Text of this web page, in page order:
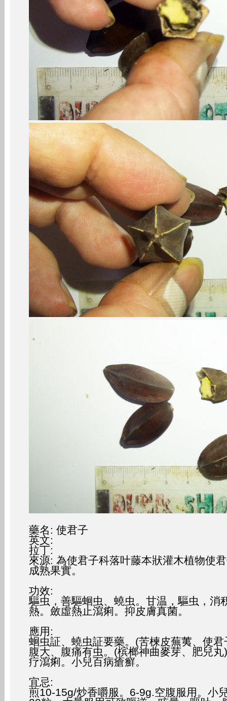
藥名: 使君子
英文:
拉丁:
來源: 為使君子科落叶藤本狀灌木植物使
成熟果實。
功效:
驅虫，善驅蛔虫、蟯虫。甘温，驅虫，消
熱。斂虛熱止瀉痢。抑皮膚真菌。
應用:
蛔虫証、蟯虫証要藥。(苦楝皮蕪荑、使
腹大、腹痛有虫。(槟榔神曲麥芽、肥兒
疗瀉痢。小兒百病瘡癬。
宜忌:
煎10-15g/炒香嚼服。6-9g.空腹服用。小